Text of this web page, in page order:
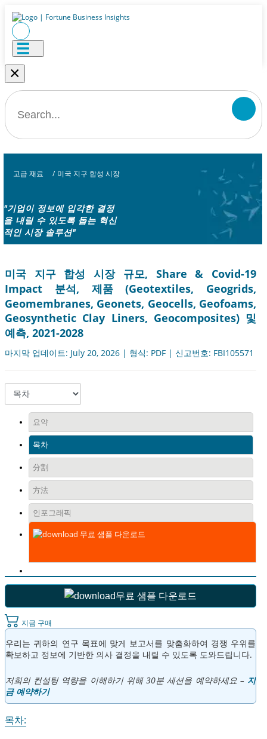
×
고급 재료 / 미국 지구 합성 시장
"기업이 정보에 입각한 결정
을 내릴 수 있도록 돕는 혁신
적인 시장 솔루션"
미국 지구 합성 시장 규모, Share & Covid-19
Impact 분석, 제품 (Geotextiles, Geogrids,
Geomembranes, Geonets, Geocells, Geofoams,
Geosynthetic Clay Liners, Geocomposites) 및
예측, 2021-2028
마지막 업데이트: July 20, 2026 | 형식: PDF | 신고번호: FBI105571
요약
목차
分割
方法
인포그래픽
무료 샘플 다운로드
무료 샘플 다운로드
지금 구매
우리는 귀하의 연구 목표에 맞게 보고서를 맞춤화하여 경쟁 우위를
확보하고 정보에 기반한 의사 결정을 내릴 수 있도록 도와드립니다.
저희의 컨설팅 역량을 이해하기 위해 30분 세션을 예약하세요 – 지
금 예약하기
목차: